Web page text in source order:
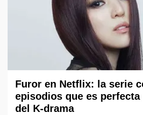
Furor en Netflix: la serie
episodios que es
del K-drama